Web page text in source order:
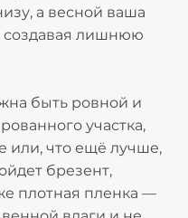
а весной ваша
создавая лишнюю
быть ровной и
участка,
или, что ещё лучше,
брезент,
плотная пленка —